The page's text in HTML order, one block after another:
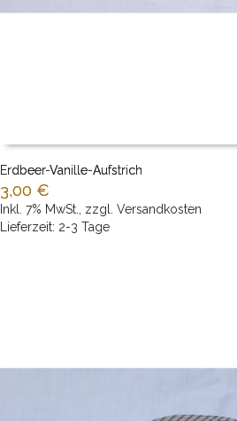
Nicht auf Lager
Erdbeer-Vanille-Aufstrich
3,00 €
Inkl. 7% MwSt. zzgl. Versandkosten
Lieferzeit: 2-3 Tage